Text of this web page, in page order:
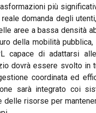
più
domanda degli
aree a bassa densità
della mobilità
capace di adattarsi
dovrà essere svolto in
coordinata ed
sarà integrato coi
delle risorse per